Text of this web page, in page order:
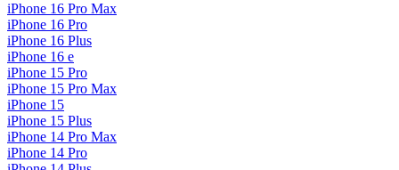
iPhone 16 Pro Max
iPhone 16 Pro
iPhone 16 Plus
iPhone 16 e
iPhone 15 Pro
iPhone 15 Pro Max
iPhone 15
iPhone 15 Plus
iPhone 14 Pro Max
iPhone 14 Pro